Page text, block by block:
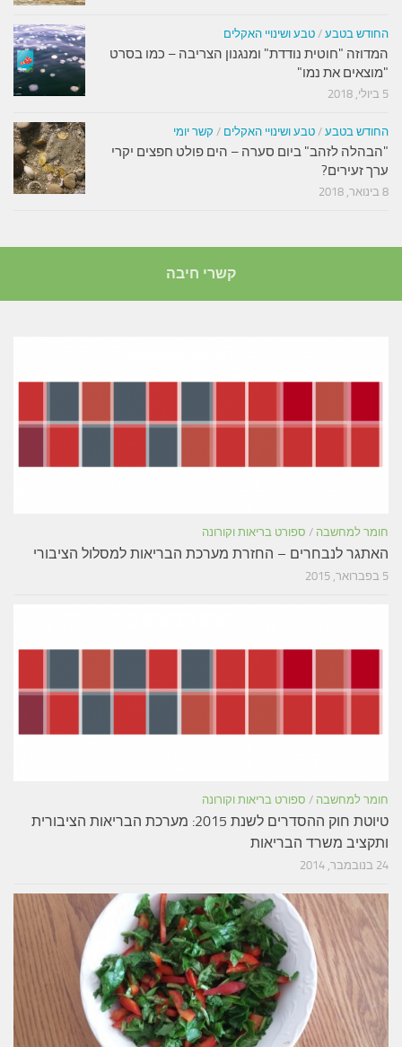
החודש בטבע / טבע ושינויי האקלים
המדוזה "חוטית נודדת" ומנגנון הצריבה – כמו בסרט
"מוצאים את נמו"
5 ביולי, 2018
החודש בטבע / טבע ושינויי האקלים / קשר יומי
"הבהלה לזהב" ביום סערה – הים פולט חפצים יקרי
ערך זעירים?
8 בינואר, 2018
קשרי חיבה
חומר למחשבה / ספורט בריאות וקורונה
האתגר לנבחרים – החזרת מערכת הבריאות למסלול הציבורי
5 בפברואר, 2015
חומר למחשבה / ספורט בריאות וקורונה
טיוטת חוק ההסדרים לשנת 2015: מערכת הבריאות הציבורית
ותקציב משרד הבריאות
24 בנובמבר, 2014